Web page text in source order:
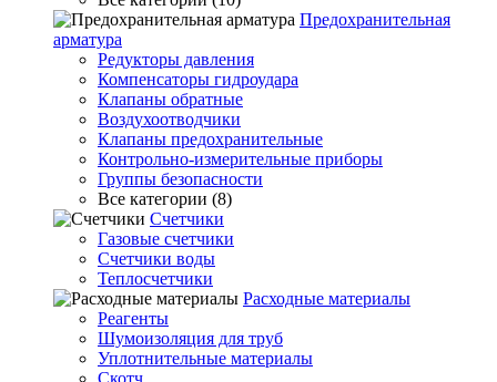
Предохранительная
арматура
Редукторы давления
Компенсаторы гидроудара
Клапаны обратные
Воздухоотводчики
Клапаны предохранительные
Контрольно-измерительные приборы
Группы безопасности
Все категории (8)
Счетчики
Газовые счетчики
Счетчики воды
Теплосчетчики
Расходные материалы
Реагенты
Шумоизоляция для труб
Уплотнительные материалы
Скотч